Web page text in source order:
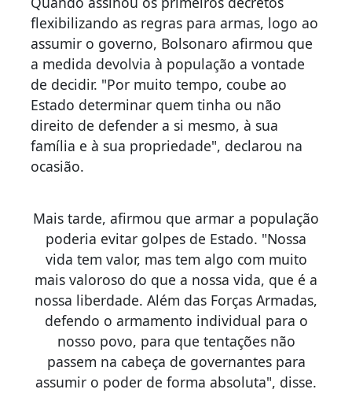
flexibilizando as regras para armas, logo ao
assumir o governo, Bolsonaro afirmou que
a medida devolvia à população a vontade
de decidir. "Por muito tempo, coube ao
Estado determinar quem tinha ou não
direito de defender a si mesmo, à sua
família e à sua propriedade", declarou na
ocasião.
Mais tarde, afirmou que armar a população
poderia evitar golpes de Estado. "Nossa
vida tem valor, mas tem algo com muito
mais valoroso do que a nossa vida, que é a
nossa liberdade. Além das Forças Armadas,
defendo o armamento individual para o
nosso povo, para que tentações não
passem na cabeça de governantes para
assumir o poder de forma absoluta", disse.